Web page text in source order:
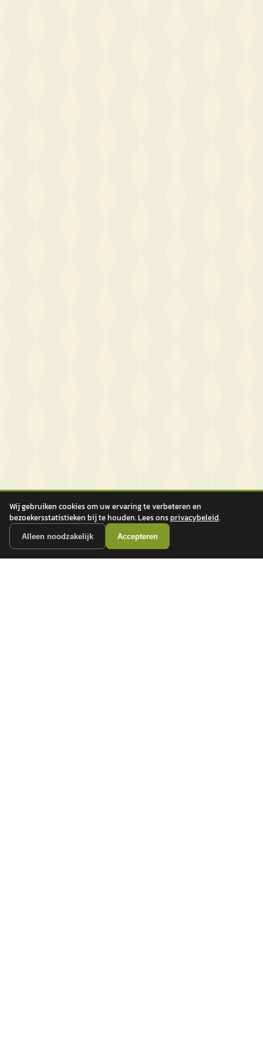
Wij gebruiken cookies om uw ervaring te verbeteren en
bezoekersstatistieken bij te houden. Lees onsprivacybeleid.
Alleen noodzakelijk Accepteren